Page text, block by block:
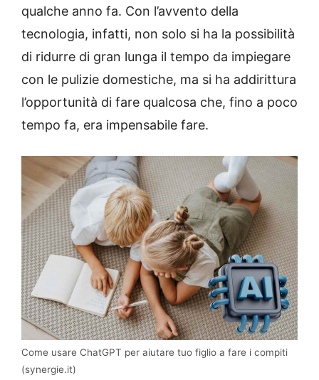
qualche anno fa. Con l’avvento della
tecnologia, infatti, non solo si ha la possibilità
di ridurre di gran lunga il tempo da impiegare
con le pulizie domestiche, ma si ha addirittura
l’opportunità di fare qualcosa che, fino a poco
tempo fa, era impensabile fare.
Come usare ChatGPT per aiutare tuo figlio a fare i compiti
(synergie.it)